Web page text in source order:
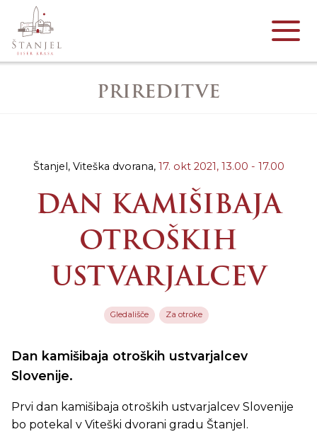
PRIREDITVE
Štanjel, Viteška dvorana, 17. okt 2021, 13.00 - 17.00
DAN KAMIŠIBAJA
OTROŠKIH
USTVARJALCEV
Gledališče Za otroke
Dan kamišibaja otroških ustvarjalcev
Slovenije.
Prvi dan kamišibaja otroških ustvarjalcev Slovenije
bo potekal v Viteški dvorani gradu Štanjel.